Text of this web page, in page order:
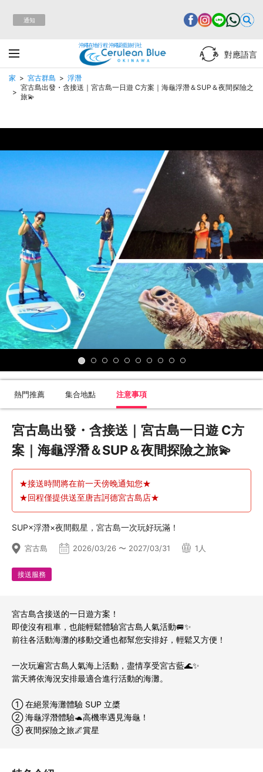
通知
沖繩在地行程 沖繩蔚藍旅行社
對應語言
家 宮古群島
浮潛
宮古島出發・含接送｜宮古島一日遊 C方案｜海龜浮潛＆SUP＆夜間探險之
旅💫
熱門推薦 集合地點 注意事項
宮古島出發・含接送｜宮古島一日遊 C方
案｜海龜浮潛＆SUP＆夜間探險之旅💫
★接送時間將在前一天傍晚通知您★
★回程僅提供送至唐吉訶德宮古島店★
SUP×浮潛×夜間觀星，宮古島一次玩好玩滿！
宮古島 2026/03/26 〜 2027/03/31 1人
接送服務
宮古島含接送的一日遊方案！
即使沒有租車，也能輕鬆體驗宮古島人氣活動🚐✨
前往各活動海灘的移動交通也都幫您安排好，輕鬆又方便！
一次玩遍宮古島人氣海上活動，盡情享受宮古藍🌊✨
當天將依海況安排最適合進行活動的海灘。
① 在絕景海灘體驗 SUP 立槳
② 海龜浮潛體驗🐢高機率遇見海龜！
③ 夜間探險之旅🌌賞星